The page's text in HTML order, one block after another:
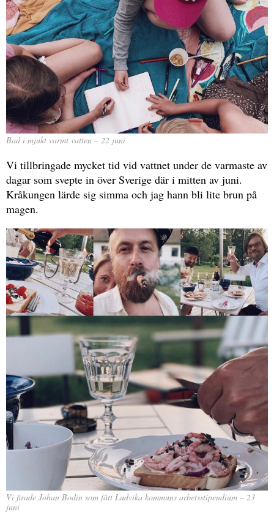
Bad i mjukt varmt vatten – 22 juni
Vi tillbringade mycket tid vid vattnet under de varmaste av
dagar som svepte in över Sverige där i mitten av juni.
Kråkungen lärde sig simma och jag hann bli lite brun på
magen.
Vi firade Johan Bodin som fått Ludvika kommuns arbetsstipendium – 23
juni